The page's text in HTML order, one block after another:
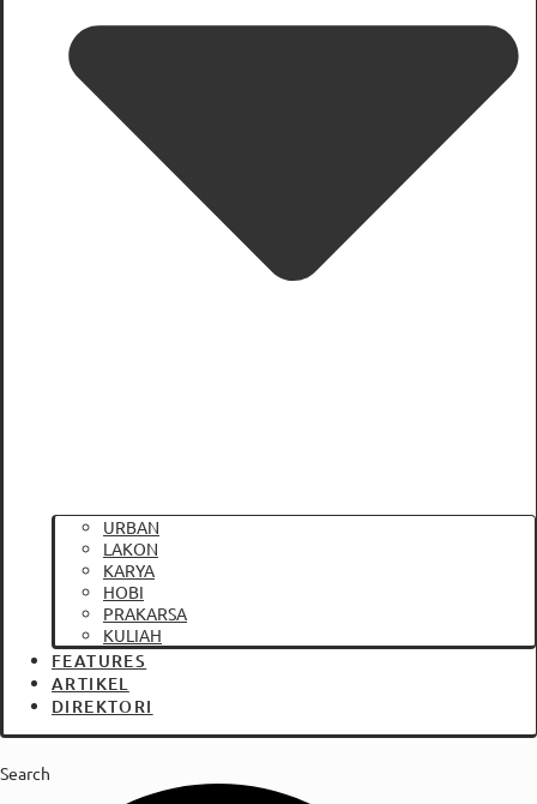
URBAN
LAKON
KARYA
HOBI
PRAKARSA
KULIAH
FEATURES
ARTIKEL
DIREKTORI
Search